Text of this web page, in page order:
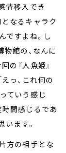
情移入でき
なるキャラク
ですよね。し
館の、なんに
の『人魚姫』
っ、これ何の
ていう感じ
間感じるであ
ます。
方の相手とな